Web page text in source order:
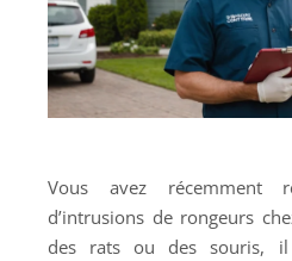
Vous avez récemment
d’intrusions de rongeurs
des rats ou des souris,